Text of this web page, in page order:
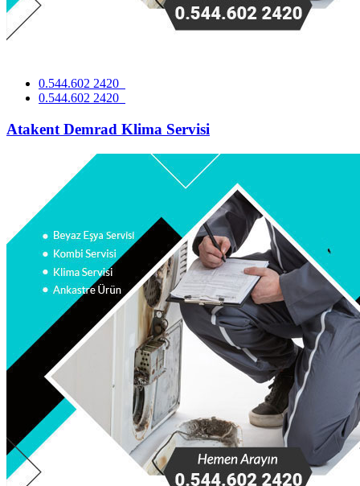
0.544.602 2420
0.544.602 2420
Atakent Demrad Klima Servisi